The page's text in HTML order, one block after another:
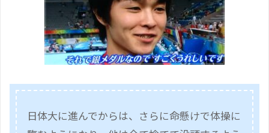
日体大に進んでからは、さらに命懸けで体操に